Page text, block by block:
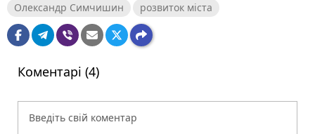
Олександр Симчишин розвиток міста
Коментарі (4)